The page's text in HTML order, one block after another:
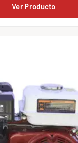
Ver Producto